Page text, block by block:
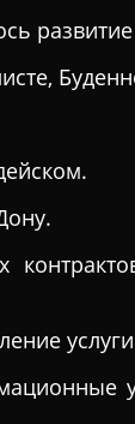
развитие